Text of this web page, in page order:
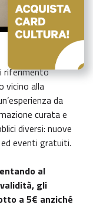
riferimento
vicino alla
da
curata e
diversi: nuove
eventi gratuiti.
al
gli
a 5€ anziché